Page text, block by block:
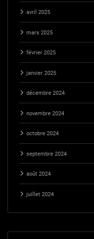
avril 2025
mars 2025
février 2025
janvier 2025
décembre 2024
novembre 2024
octobre 2024
septembre 2024
août 2024
juillet 2024